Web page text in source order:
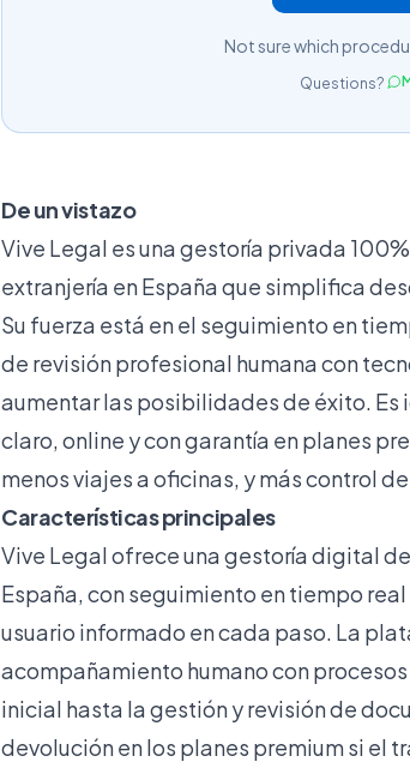
Not sure which
Questions?
De un vistazo
Vive Legal es una gestoría privada
extranjería en España que simplifica
Su fuerza está en el seguimiento en
de revisión profesional humana con
aumentar las posibilidades de éxito.
claro, online y con garantía en planes
menos viajes a oficinas, y más control
Características principales
Vive Legal ofrece una gestoría digital
España, con seguimiento en tiempo
usuario informado en cada paso. La
acompañamiento humano con
inicial hasta la gestión y revisión de
devolución en los planes premium si el